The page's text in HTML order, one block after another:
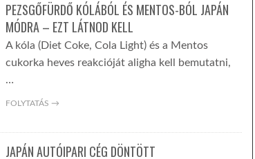
PEZSGŐFÜRDŐ KÓLÁBÓL ÉS MENTOS-BÓL JAPÁN
MÓDRA – EZT LÁTNOD KELL
A kóla (Diet Coke, Cola Light) és a Mentos
cukorka heves reakcióját aligha kell bemutatni,
…
FOLYTATÁS →
JAPÁN AUTÓIPARI CÉG DÖNTÖTT